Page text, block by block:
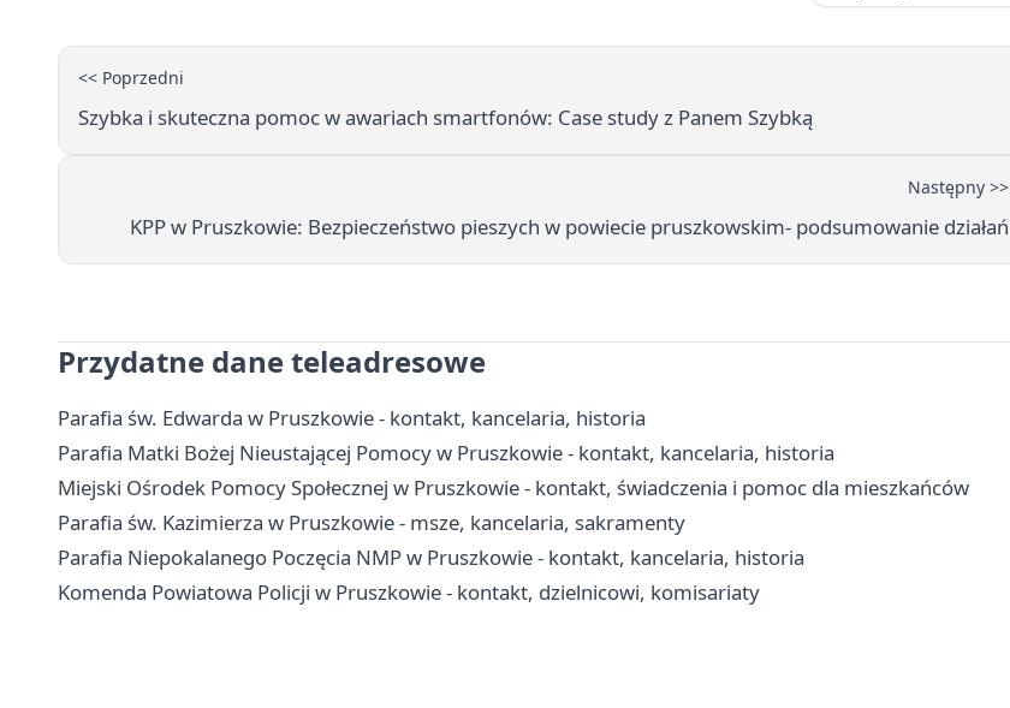
<< Poprzedni
Szybka i skuteczna pomoc w awariach smartfonów: Case study z Panem Szybką
Następny >>
KPP w Pruszkowie: Bezpieczeństwo pieszych w powiecie pruszkowskim- podsumowanie działań
Przydatne dane teleadresowe
Parafia św. Edwarda w Pruszkowie - kontakt, kancelaria, historia
Parafia Matki Bożej Nieustającej Pomocy w Pruszkowie - kontakt, kancelaria, historia
Miejski Ośrodek Pomocy Społecznej w Pruszkowie - kontakt, świadczenia i pomoc dla mieszkańców
Parafia św. Kazimierza w Pruszkowie - msze, kancelaria, sakramenty
Parafia Niepokalanego Poczęcia NMP w Pruszkowie - kontakt, kancelaria, historia
Komenda Powiatowa Policji w Pruszkowie - kontakt, dzielnicowi, komisariaty